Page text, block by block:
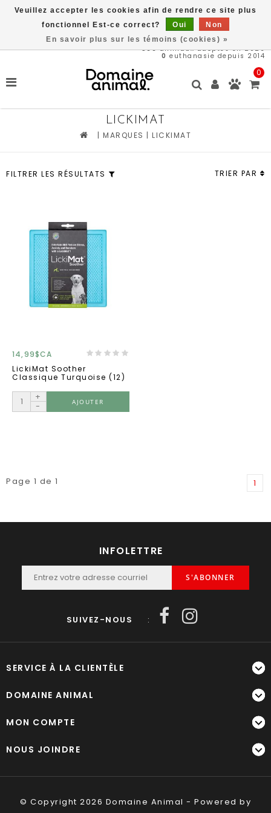
566animaux adoptés en 2026
0 euthanasie depuis 2014
0
LICKIMAT
|MARQUES |LICKIMAT
FILTRER LES RÉSULTATS TRIER PAR
14,99$CA
LickiMat Soother
Classique Turquoise (12)
+
-
AJOUTER
Page 1 de 1 1
INFOLETTRE
S'ABONNER
SUIVEZ-NOUS :
SERVICE À LA CLIENTÈLE
DOMAINE ANIMAL
MON COMPTE
NOUS JOINDRE
© Copyright 2026 Domaine Animal - Powered by
Veuillez accepter les cookies afin de rendre ce site plus
fonctionnel Est-ce correct?
Oui
Non
En savoir plus sur les témoins (cookies) »
Livraison gratuite à partir de 89$*